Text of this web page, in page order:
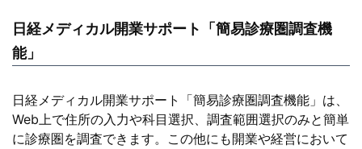
日経メディカル開業サポート「簡易診療圏調査機
能」
日経メディカル開業サポート「簡易診療圏調査機能」は、
Web上で住所の入力や科目選択、調査範囲選択のみと簡単
に診療圏を調査できます。この他にも開業や経営において